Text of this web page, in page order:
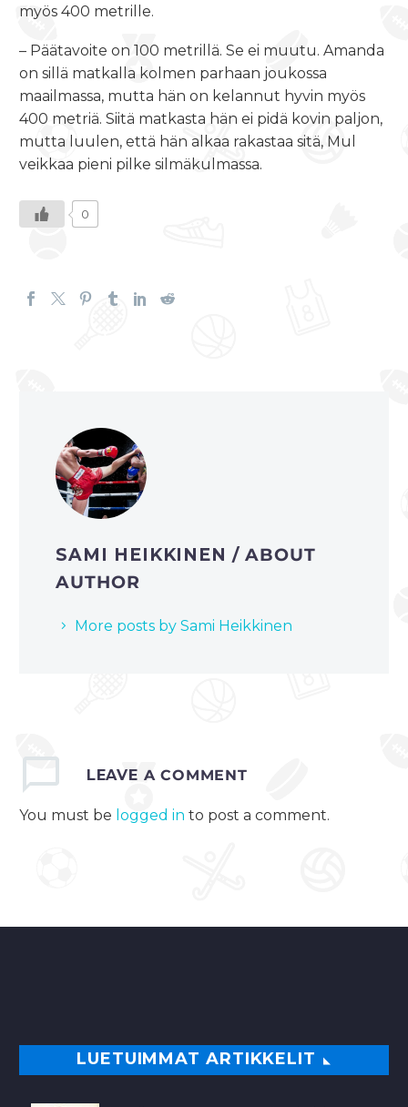
myös 400 metrille.
– Päätavoite on 100 metrillä. Se ei muutu. Amanda
on sillä matkalla kolmen parhaan joukossa
maailmassa, mutta hän on kelannut hyvin myös
400 metriä. Siitä matkasta hän ei pidä kovin paljon,
mutta luulen, että hän alkaa rakastaa sitä, Mul
veikkaa pieni pilke silmäkulmassa.
0
SAMI HEIKKINEN/ ABOUT
AUTHOR
More posts by Sami Heikkinen
LEAVE A COMMENT
You must be logged in to post a comment.
LUETUIMMAT ARTIKKELIT